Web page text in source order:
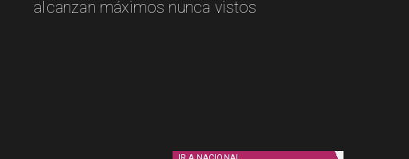
alcanzan máximos nunca vistos